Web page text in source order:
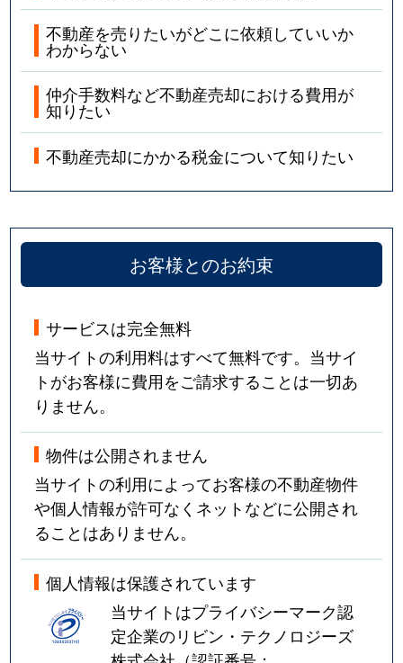
不動産を売りたいがどこに依頼していいか
わからない
仲介手数料など不動産売却における費用が
知りたい
不動産売却にかかる税金について知りたい
お客様とのお約束
サービスは完全無料
当サイトの利用料はすべて無料です。当サイ
トがお客様に費用をご請求することは一切あ
りません。
物件は公開されません
当サイトの利用によってお客様の不動産物件
や個人情報が許可なくネットなどに公開され
ることはありません。
個人情報は保護されています
当サイトはプライバシーマーク認
定企業のリビン・テクノロジーズ